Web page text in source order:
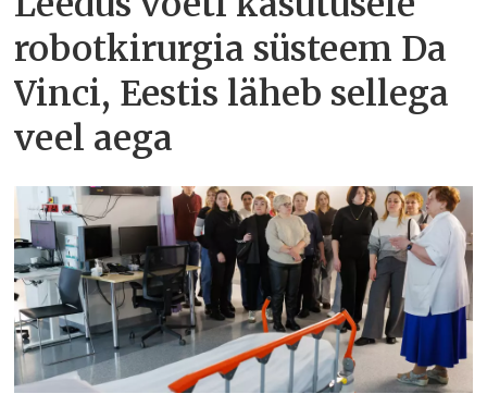
robotkirurgia süsteem Da
Vinci, Eestis läheb sellega
veel aega